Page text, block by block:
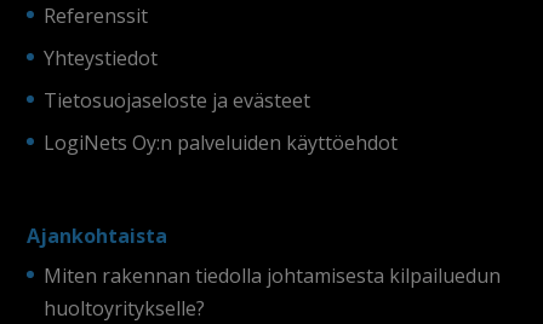
Referenssit
Yhteystiedot
Tietosuojaseloste ja evästeet
LogiNets Oy:n palveluiden käyttöehdot
Ajankohtaista
Miten rakennan tiedolla johtamisesta kilpailuedun
huoltoyritykselle?